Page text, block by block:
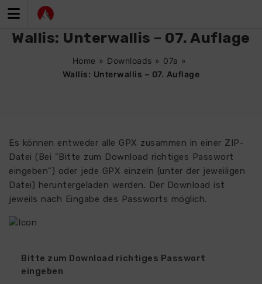
Inhalt
Wallis: Unterwallis – 07. Auflage
Home » Downloads » 07a »
Wallis: Unterwallis – 07. Auflage
Es können entweder alle GPX zusammen in einer ZIP-
Datei (Bei "Bitte zum Download richtiges Passwort
eingeben") oder jede GPX einzeln (unter der jeweiligen
Datei) heruntergeladen werden. Der Download ist
jeweils nach Eingabe des Passworts möglich.
Bitte zum Download richtiges Passwort
eingeben